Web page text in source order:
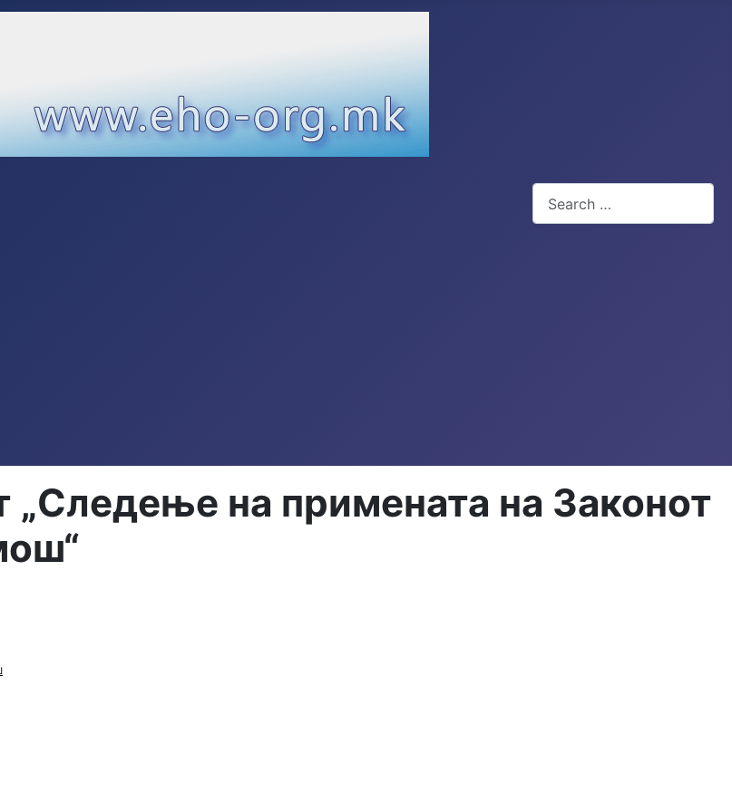
„Следење на примената на Законот